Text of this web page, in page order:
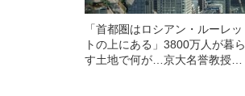
「首都圏はロシアン・ルーレッ
トの上にある」3800万人が暮ら
す土地で何が…京大名誉教授が